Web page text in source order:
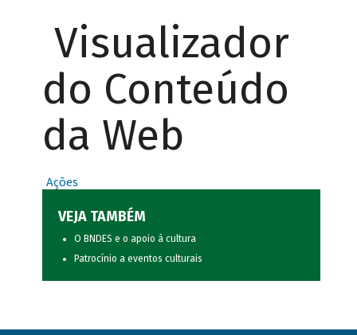
Visualizador
do Conteúdo
da Web
Ações
VEJA TAMBÉM
O BNDES e o apoio à cultura
Patrocínio a eventos culturais